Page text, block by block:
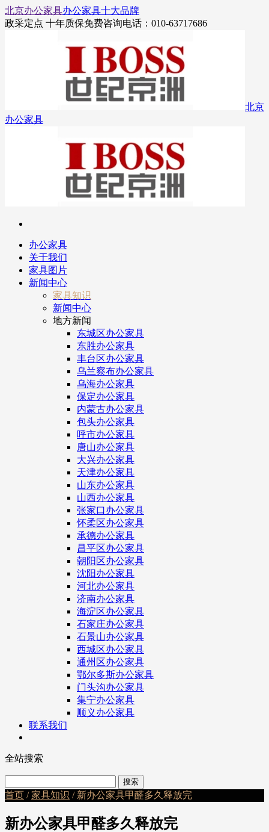
北京办公家具办公家具十大品牌
政采定点 十年质保免费咨询电话：010-63717686
北京
办公家具
办公家具
关于我们
家具图片
新闻中心
家具知识
新闻中心
地方新闻
东城区办公家具
东胜办公家具
丰台区办公家具
乌兰察布办公家具
乌海办公家具
保定办公家具
内蒙古办公家具
包头办公家具
呼市办公家具
唐山办公家具
大兴办公家具
天津办公家具
山东办公家具
山西办公家具
张家口办公家具
怀柔区办公家具
承德办公家具
昌平区办公家具
朝阳区办公家具
沈阳办公家具
河北办公家具
济南办公家具
海淀区办公家具
石家庄办公家具
石景山办公家具
西城区办公家具
通州区办公家具
鄂尔多斯办公家具
门头沟办公家具
集宁办公家具
顺义办公家具
联系我们
全站搜索
首页 /家具知识 / 新办公家具甲醛多久释放完
新办公家具甲醛多久释放完